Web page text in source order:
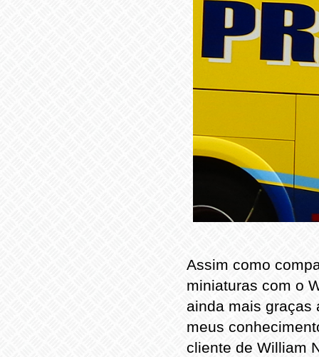
Assim como
miniaturas com o
ainda mais graças
meus
cliente de William